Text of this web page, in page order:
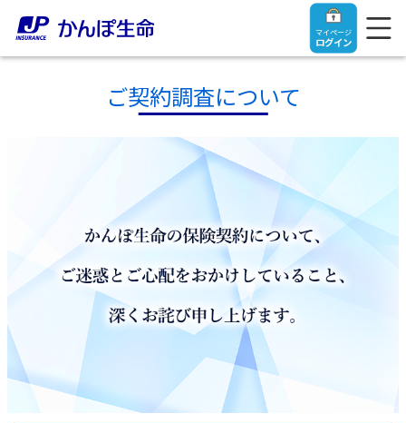
マイページ
ログイン
ご契約者さま
ご契約者さま
マイページログイン
入院保険金・手術保険金のご請求
保険をご検討中のお客さま
保険をご検討中のお客さま
法人のお客さま
【まずはご相談ください】企業経営でお悩みの方はこ
ちら
お役立ち情報
ご契約調査について